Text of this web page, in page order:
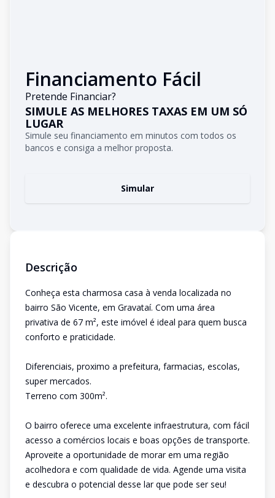
Financiamento Fácil
Pretende Financiar?
SIMULE AS MELHORES TAXAS EM UM SÓ
LUGAR
Simule seu financiamento em minutos com todos os
bancos e consiga a melhor proposta.
Simular
Descrição
Conheça esta charmosa casa à venda localizada no
bairro São Vicente, em Gravataí. Com uma área
privativa de 67 m², este imóvel é ideal para quem busca
conforto e praticidade.
Diferenciais, proximo a prefeitura, farmacias, escolas,
super mercados.
Terreno com 300m².
O bairro oferece uma excelente infraestrutura, com fácil
acesso a comércios locais e boas opções de transporte.
Aproveite a oportunidade de morar em uma região
acolhedora e com qualidade de vida. Agende uma visita
e descubra o potencial desse lar que pode ser seu!